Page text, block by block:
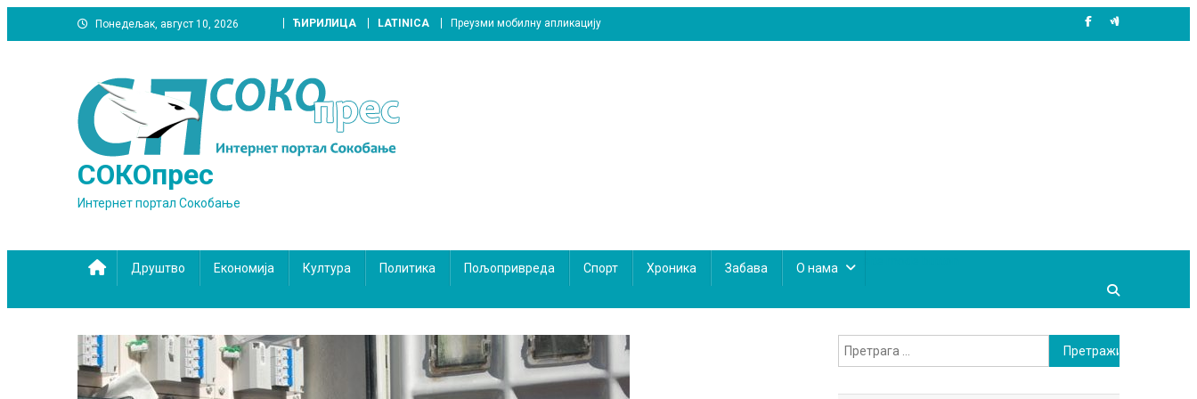
to
Понедељак, август 10, 2026 ЋИРИЛИЦА LATINICA Преузми мобилну апликацију
СОКОпрес
Интернет портал Сокобање
Друштво Економија Култура Политика Пољопривреда Спорт Хроника Забава О нама
Претрага
за: